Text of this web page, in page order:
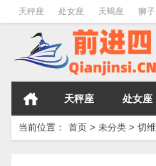
天秤座 处女座 天蝎座 狮
天秤座 处女座
当前位置： 首页 > 未分类 > 切